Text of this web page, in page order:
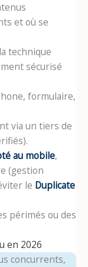
et où se
technique
sécurisé
formulaire,
via un tiers de
au mobile,
(gestion
le Duplicate
périmés ou des
en 2026
concurrents,